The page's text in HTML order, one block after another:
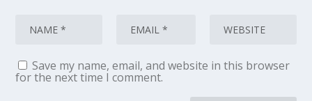
Save my name, email, and website in this browser
for the next time I comment.